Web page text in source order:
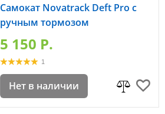
Самокат Novatrack Deft Pro с
ручным тормозом
5 150 P.
1
Нет в наличии